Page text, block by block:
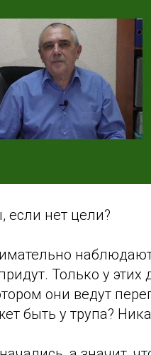
если нет цели?
Только у этих
они ведут
быть у трупа?